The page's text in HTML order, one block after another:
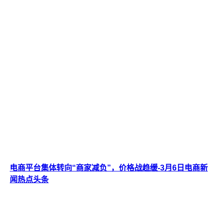
电商平台集体转向“商家减负”，价格战趋缓-3月6日电商新
闻热点头条